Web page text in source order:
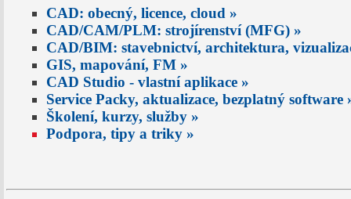
CAD: obecný, licence, cloud »
CAD/CAM/PLM: strojírenství (MFG) »
CAD/BIM: stavebnictví, architektura,
GIS, mapování, FM »
CAD Studio - vlastní aplikace »
Service Packy, aktualizace, bezplatný software
Školení, kurzy, služby »
Podpora, tipy a triky »